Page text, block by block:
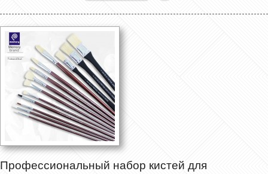
Профессиональный набор кистей для